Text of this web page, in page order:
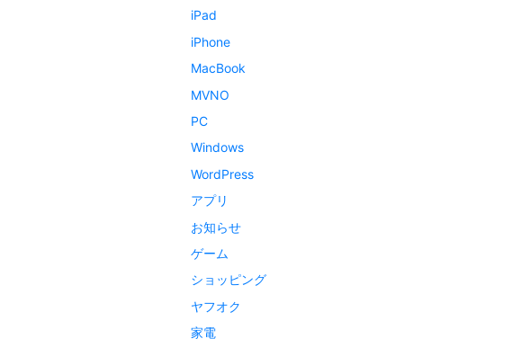
iPad
iPhone
MacBook
MVNO
PC
Windows
WordPress
アプリ
お知らせ
ゲーム
ショッピング
ヤフオク
家電